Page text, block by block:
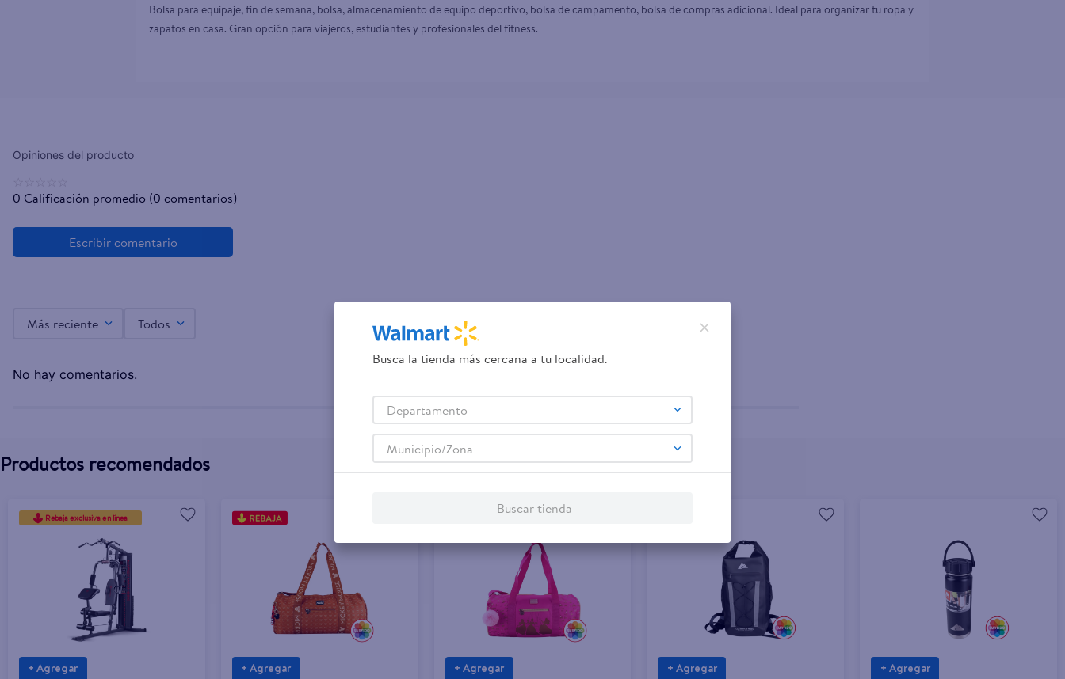
Bolsa para equipaje, fin de semana, bolsa, almacenamiento de equipo deportivo, bolsa de campamento, bolsa de compras adicional. Ideal para organizar tu ropa y
zapatos en casa. Gran opción para viajeros, estudiantes y profesionales del fitness.
0 Calificación promedio (0 comentarios)
Más reciente Todos
No hay comentarios.
Productos recomendados
Rebaja exclusiva en línea
+ Agregar + Agregar + Agregar + Agregar + Agregar
Busca la tienda más cercana a tu localidad.
Departamento
Municipio/Zona
Buscar tienda